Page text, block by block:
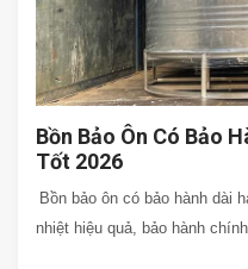
Bồn Bảo Ôn Có Bảo
Tốt 2026
Bồn bảo ôn có bảo hành dài
nhiệt hiệu quả, bảo hành